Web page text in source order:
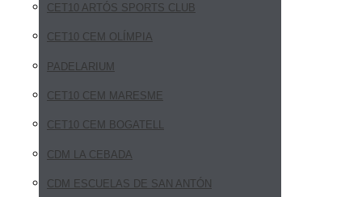
CET10 ARTÓS SPORTS CLUB
CET10 CEM OLÍMPIA
PADELARIUM
CET10 CEM MARESME
CET10 CEM BOGATELL
CDM LA CEBADA
CDM ESCUELAS DE SAN ANTÓN